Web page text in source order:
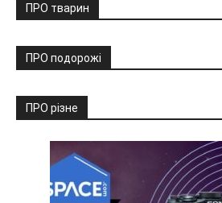
ПРО тварин
ПРО подорожі
ПРО різне